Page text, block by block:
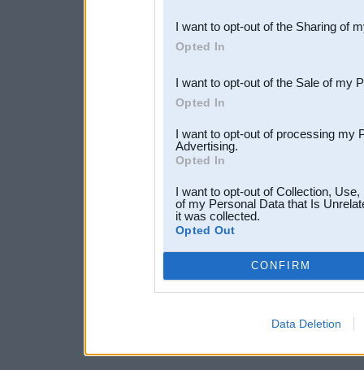
Downstream Participants
third parties.
I want to opt-out of the Sharing of
Opted In
I want to opt-out of the Sale of my
Opted In
I want to opt-out of processing my
Advertising.
Opted In
I want to opt-out of Collection,
of my Personal Data that Is
it was collected.
Opted Out
CONFIRM
Data Deletion